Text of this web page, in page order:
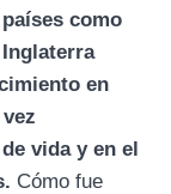
países como
Inglaterra
en
vida y en el
Cómo fue